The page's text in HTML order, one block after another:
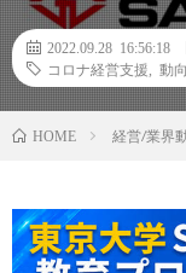
2022.09.28 16:56:18
コロナ経営支援
動
HOME 経営/業界